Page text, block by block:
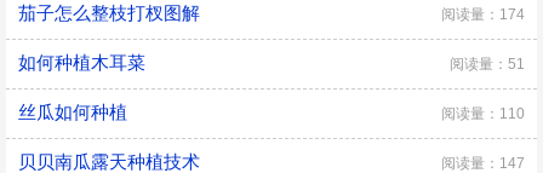
茄子怎么整枝打杈图解 阅读量：174
如何种植木耳菜 阅读量：51
丝瓜如何种植 阅读量：110
贝贝南瓜露天种植技术 阅读量：147